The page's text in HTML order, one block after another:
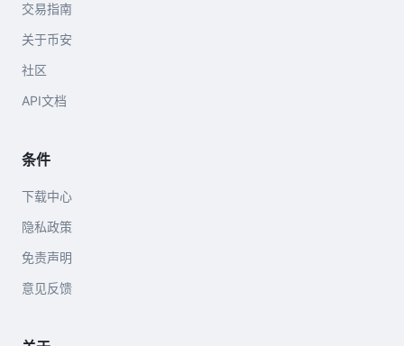
交易指南
关于币安
社区
API文档
条件
下载中心
隐私政策
免责声明
意见反馈